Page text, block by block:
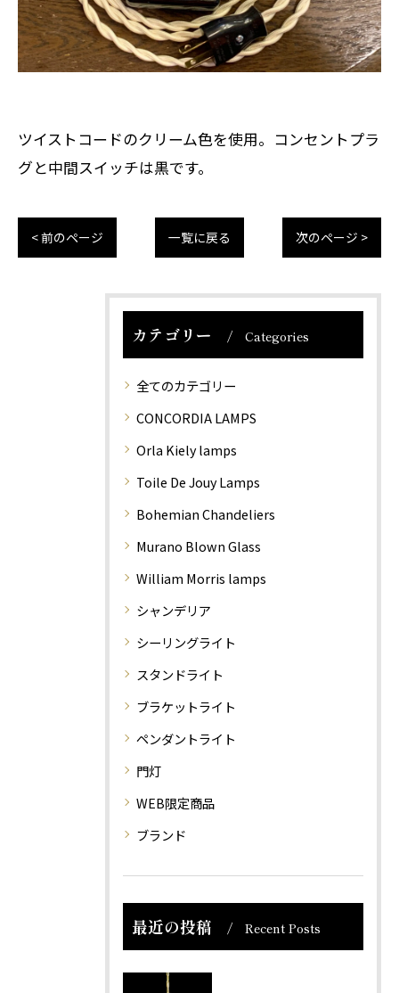
ツイストコードのクリーム色を使用。コンセントプラ
グと中間スイッチは黒です。
< 前のページ 一覧に戻る 次のページ >
カテゴリー Categories
全てのカテゴリー
CONCORDIA LAMPS
Orla Kiely lamps
Toile De Jouy Lamps
Bohemian Chandeliers
Murano Blown Glass
William Morris lamps
シャンデリア
シーリングライト
スタンドライト
ブラケットライト
ペンダントライト
門灯
WEB限定商品
ブランド
最近の投稿 Recent Posts